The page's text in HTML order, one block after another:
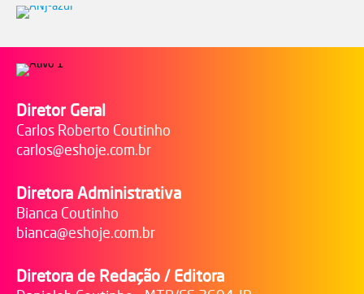
Diretor Geral
Carlos Roberto Coutinho
carlos@eshoje.com.br
Diretora Administrativa
Bianca Coutinho
bianca@eshoje.com.br
Diretora de Redação / Editora